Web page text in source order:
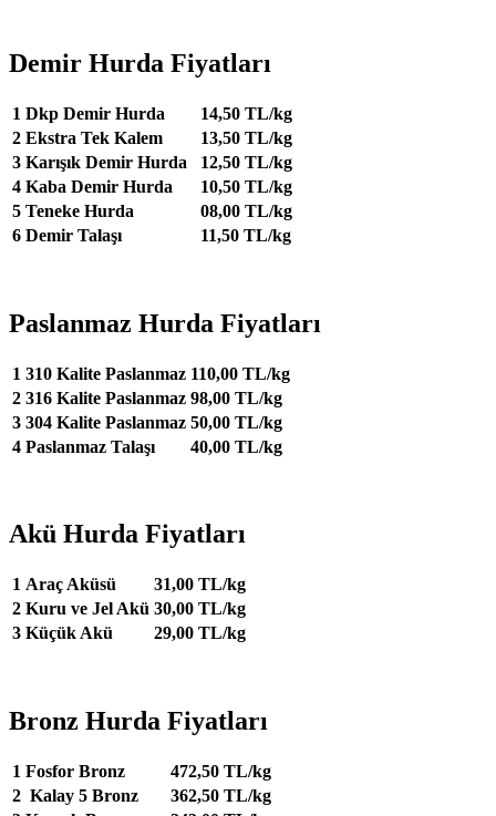
Demir Hurda Fiyatları
1 Dkp Demir Hurda
14,50 TL/kg
2 Ekstra Tek Kalem
13,50 TL/kg
3 Karışık Demir Hurda
12,50 TL/kg
4 Kaba Demir Hurda
10,50 TL/kg
5 Teneke Hurda
08,00 TL/kg
6 Demir Talaşı 11,50 TL/kg
Paslanmaz Hurda Fiyatları
1 310 Kalite Paslanmaz 110,00 TL/kg
2 316 Kalite Paslanmaz 98,00 TL/kg
3 304 Kalite Paslanmaz 50,00 TL/kg
4 Paslanmaz Talaşı 40,00 TL/kg
Akü Hurda Fiyatları
1 Araç Aküsü
31,00 TL/kg
2 Kuru ve Jel Akü 30,00 TL/kg
3 Küçük Akü 29,00 TL/kg
Bronz Hurda Fiyatları
1 Fosfor Bronz
472,50 TL/kg
2 Kalay 5 Bronz
362,50 TL/kg